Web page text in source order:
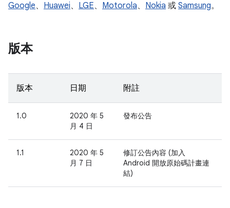
Google、 Huawei、 LGE、 Motorola、 Nokia 或 Samsung。
版本
版本 日期 附註
1.0
2020 年 5
月 4 日
發布公告
1.1
2020 年 5
月 7 日
修訂公告內容 (加入
Android 開放原始碼計畫連
結)